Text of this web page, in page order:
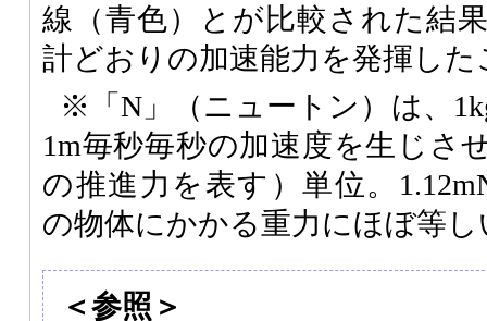
線（青色）とが比較された結
計どおりの加速能力を発揮し
※「N」（ニュートン）は、
1m毎秒毎秒の加速度を生じさ
の推進力を表す）単位。
の物体にかかる重力にほぼ等し
＜参照＞